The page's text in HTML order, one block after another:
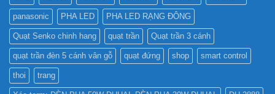
panasonic PHA LED PHA LED RẠNG ĐÔNG
Quạt Senko chinh hang quạt trần Quạt trần 3 cánh
quạt trần đèn 5 cánh vân gỗ quạt đứng shop smart control
thoi trang